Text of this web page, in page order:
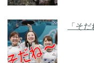
「そ